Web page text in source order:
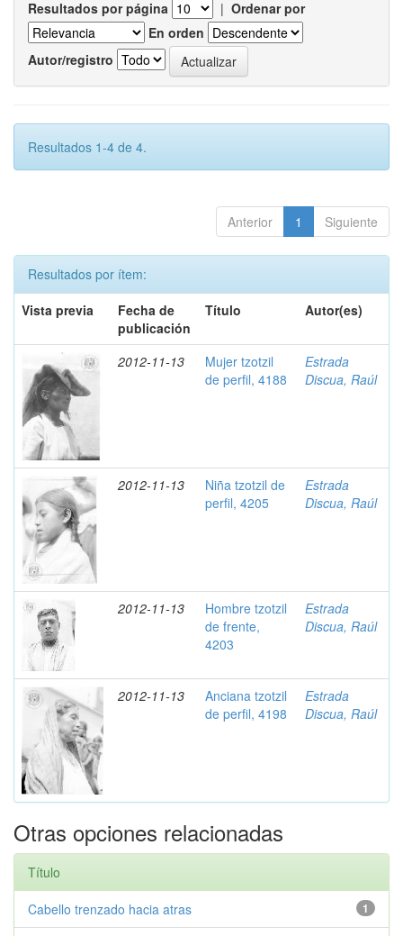
Resultados por página | Ordenar por
En orden
Autor/registro
Resultados 1-4 de 4.
Anterior 1 Siguiente
Resultados por ítem:
Vista previa
Fecha de
publicación
Título Autor(es)
2012-11-13
Mujer tzotzil
de perfil, 4188
Estrada
Discua, Raúl
2012-11-13
Niña tzotzil de
perfil, 4205
Estrada
Discua, Raúl
2012-11-13
Hombre tzotzil
de frente,
4203
Estrada
Discua, Raúl
2012-11-13
Anciana tzotzil
de perfil, 4198
Estrada
Discua, Raúl
Otras opciones relacionadas
Título
1
Cabello trenzado hacia atras